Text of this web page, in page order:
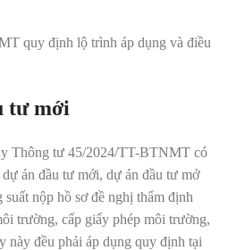
quy định lộ trình áp dụng và điều
tư mới
Thông tư 45/2024/TT-BTNMT có
án đầu tư mới, dự án đầu tư mở
nộp hồ sơ đề nghị thẩm định
trường, cấp giấy phép môi trường,
này đều phải áp dụng quy định tại